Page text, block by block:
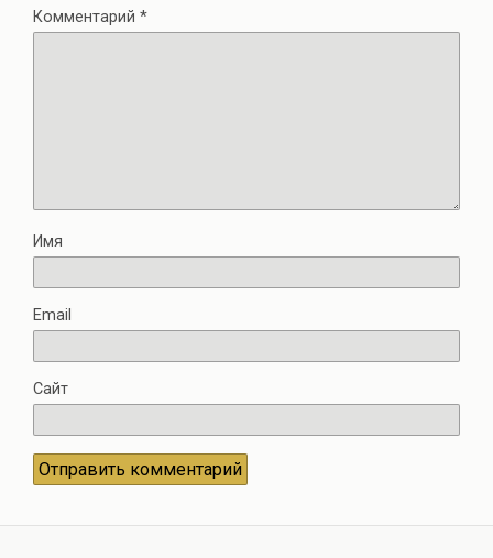
Комментарий *
Имя
Email
Сайт